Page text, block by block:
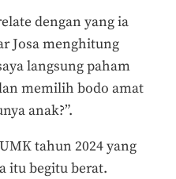
dengan yang ia
Josa menghitung
langsung paham
memilih bodo amat
anak?”.
tahun 2024 yang
itu begitu berat.